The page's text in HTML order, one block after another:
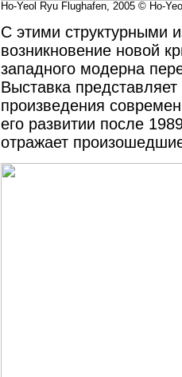
Ho-Yeol Ryu Flughafen, 2005 © Ho-
С этими структурными
возникновение новой
западного модерна
Выставка
произведения
его развитии после
отражает